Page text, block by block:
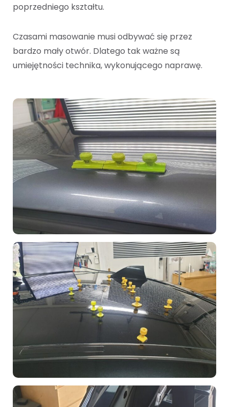
poprzedniego kształtu.
Czasami masowanie musi odbywać się przez
bardzo mały otwór. Dlatego tak ważne są
umiejętności technika, wykonującego naprawę.